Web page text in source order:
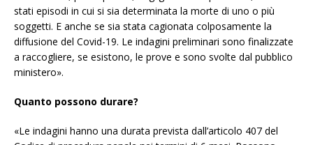
stati episodi in cui si sia determinata la morte di uno o più
soggetti. E anche se sia stata cagionata colposamente la
diffusione del Covid-19. Le indagini preliminari sono finalizzate
a raccogliere, se esistono, le prove e sono svolte dal pubblico
ministero».
Quanto possono durare?
«Le indagini hanno una durata prevista dall’articolo 407 del